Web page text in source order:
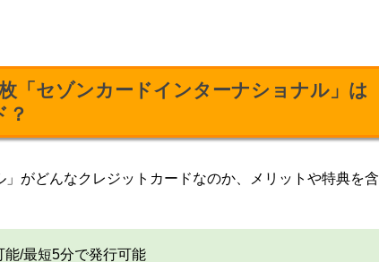
「セゾンカードインターナショナル」は
？
」がどんなクレジットカードなのか、メリットや特典を含
能/最短5分で発行可能